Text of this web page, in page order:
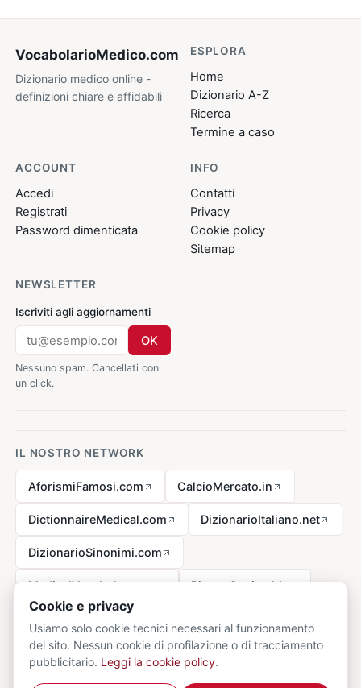
VocabolarioMedico.com
Dizionario medico online -
definizioni chiare e affidabili
ESPLORA
Home
Dizionario A-Z
Ricerca
Termine a caso
ACCOUNT
Accedi
Registrati
Password dimenticata
INFO
Contatti
Privacy
Cookie policy
Sitemap
NEWSLETTER
Iscriviti agli aggiornamenti
OK
Nessuno spam. Cancellati con
un click.
IL NOSTRO NETWORK
AforismiFamosi.com CalcioMercato.in
DictionnaireMedical.com DizionarioItaliano.net
DizionarioSinonimi.com
MedicalVocabulary.org RicetteCucina.biz
Avviso legale ai sensi della legge n. 62 del 07.03.2001
Cookie e privacy
Usiamo solo cookie tecnici necessari al funzionamento
del sito. Nessun cookie di profilazione o di tracciamento
pubblicitario. Leggi la cookie policy.